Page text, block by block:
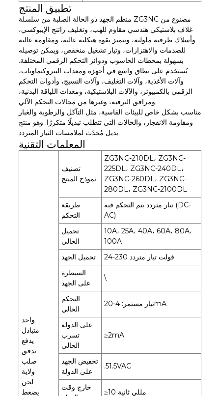
تطبيق المنتج
منظم الجهد ذو الحالة الصلبة من سلسلة ZG3NC مصنوع من
غلاف بلاستيكي هندسي مقاوم للهب، وتغليف راتنج الإيبوكسي،
وأسلاك طرفية ملولبة، ويتميز بقوة هيكلية عالية، ومقاومة عالية
للصدمات والاهتزازات، وتيار تشغيل منخفض، ويمكن توصيله
بسهولة بمحطات الحاسوب ودوائر التحكم الرقمي المختلفة.
يُستخدم على نطاق واسع في أجهزة ومعدات البتروكيماويات،
وآلات الأغذية، وآلات التغليف، وآلات النسيج، وأدوات التحكم
الرقمي بالكمبيوتر، والآلات البلاستيكية، ومعدات اللياقة البدنية،
ومرافق الترفيه، وغيرها من مجالات التحكم الآلي.
مناسب بشكل خاص للبيئات القاسية، مثل التآكل والرطوبة والغبار
ومقاومة الانفجار، والحالات التي تتطلب تبديلًا متكررًا. وهو منتج
بديل مُحدّث لملامسات التيار المتردد.
المعلمات التقنية
واحد
متبادل
يدفع
تدفق
صلب
ولاية
لحن
يضعط
تصنيف
نموذج المنتج
ZG3NC-210DL، ZG3NC-
225DL، ZG3NC-240DL،
ZG3NC-260DL، ZG3NC-
280DL، ZG3NC-2100DL
طريقة
التحكم
تيار متردد يتم التحكم فيه (DC-
AC)
تحميل
الحالي
10A، 25A، 40A، 60A، 80A،
100A
تحميل الجهد
24-230 فولت تيار متردد
السيطرة
على الجهد
\
التحكم
الحالي
تيار مستمر: 4-20mA
على الدولة
تسرب
الحالي
≥2mA
تخفيض الجهد
على الدولة
.51.5VAC
خارج وقت
≥10 مللي ثانية